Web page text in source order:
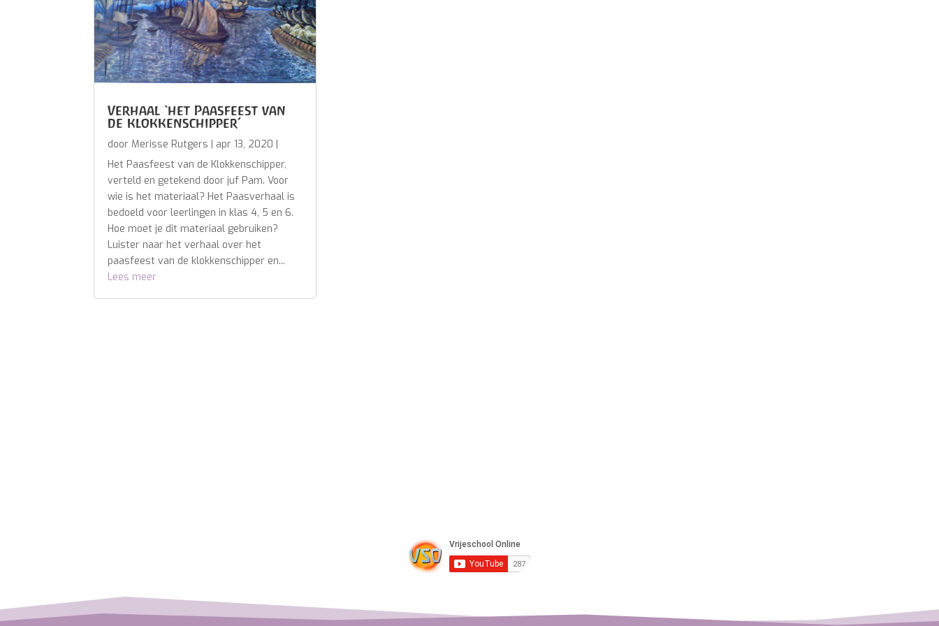
Verhaal ‘het Paasfeest van
de klokkenschipper’
door Merisse Rutgers | apr 13, 2020 |
Het Paasfeest van de Klokkenschipper,
verteld en getekend door juf Pam. Voor
wie is het materiaal? Het Paasverhaal is
bedoeld voor leerlingen in klas 4, 5 en 6.
Hoe moet je dit materiaal gebruiken?
Luister naar het verhaal over het
paasfeest van de klokkenschipper en...
Lees meer